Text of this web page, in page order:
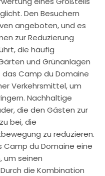
Den Besuchern
angeboten, und es
zur Reduzierung
die häufig
und Grünanlagen
Camp du Domaine
Verkehrsmittel, um
Nachhaltige
die den Gästen zur
bei, die
zu reduzieren.
du Domaine eine
um seinen
die Kombination